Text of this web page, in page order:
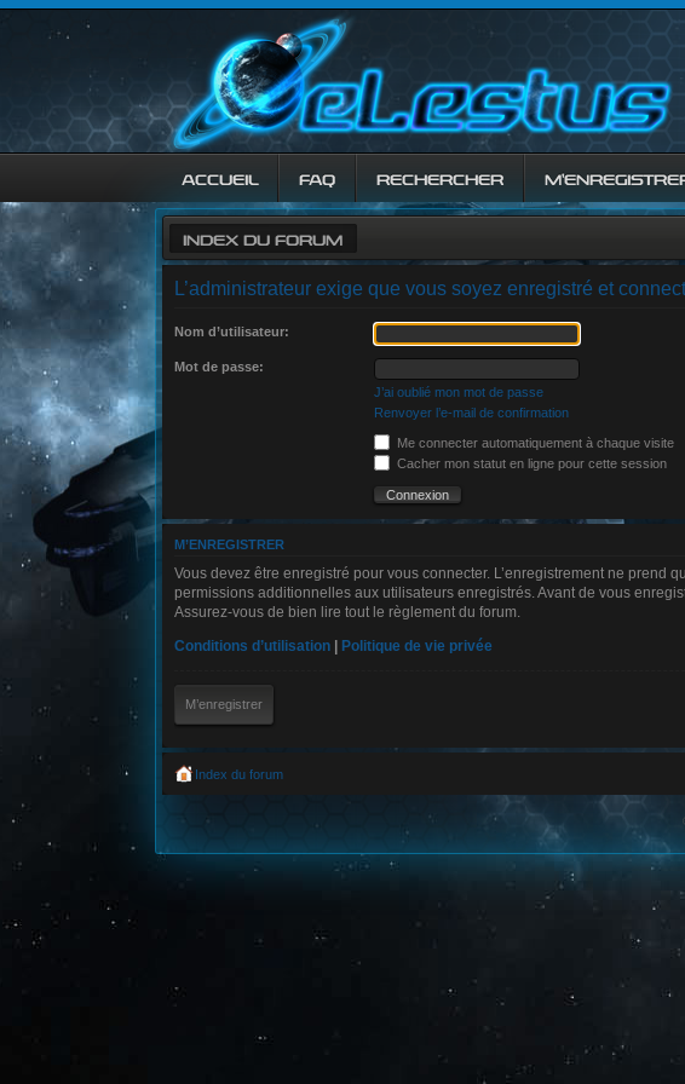
ACCUEIL FAQ RECHERCHER
INDEX DU FORUM
L’administrateur exige que vous soyez enregistré et
Nom d’utilisateur:
Mot de passe:
J’ai oublié mon mot de passe
Renvoyer l’e-mail de confirmation
Me connecter automatiquement à chaque visite
Cacher mon statut en ligne pour cette session
M’ENREGISTRER
Vous devez être enregistré pour vous connecter. L’enregistrement ne prend
permissions additionnelles aux utilisateurs enregistrés. Avant de vous
Assurez-vous de bien lire tout le règlement du forum.
Conditions d’utilisation | Politique de vie privée
M’enregistrer
Index du forum